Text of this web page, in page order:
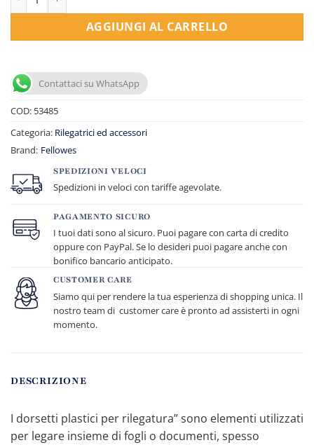
AGGIUNGI AL CARRELLO
Contattaci su WhatsApp
COD: 53485
Categoria: Rilegatrici ed accessori
Brand: Fellowes
SPEDIZIONI VELOCI
Spedizioni in veloci con tariffe agevolate.
PAGAMENTO SICURO
I tuoi dati sono al sicuro. Puoi pagare con carta di credito
oppure con PayPal. Se lo desideri puoi pagare anche con
bonifico bancario anticipato.
CUSTOMER CARE
Siamo qui per rendere la tua esperienza di shopping unica. Il
nostro team di customer care è pronto ad assisterti in ogni
momento.
DESCRIZIONE
I dorsetti plastici per rilegatura” sono elementi utilizzati
per legare insieme di fogli o documenti, spesso